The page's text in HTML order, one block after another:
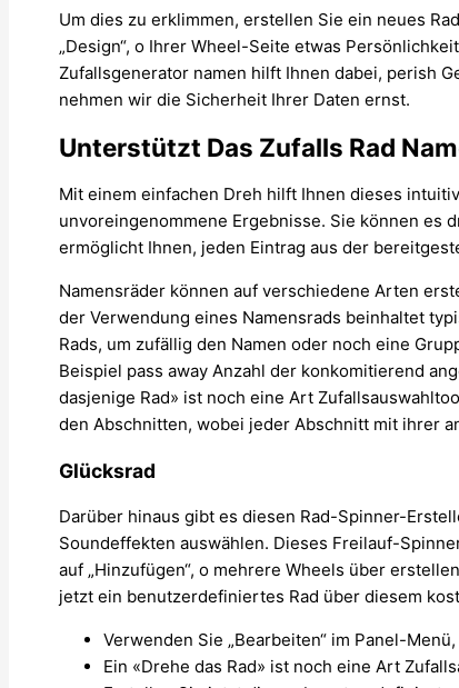
Um dies zu erklimmen, erstellen Sie ein neues
„Design“, o Ihrer Wheel-Seite etwas
Zufallsgenerator namen hilft Ihnen dabei, perish
nehmen wir die Sicherheit Ihrer Daten ernst.
Unterstützt Das Zufalls Rad
Mit einem einfachen Dreh hilft Ihnen dieses
unvoreingenommene Ergebnisse. Sie können es
ermöglicht Ihnen, jeden Eintrag aus der
Namensräder können auf verschiedene Arten
der Verwendung eines Namensrads beinhaltet
Rads, um zufällig den Namen oder noch eine
Beispiel pass away Anzahl der konkomitierend
dasjenige Rad» ist noch eine Art
den Abschnitten, wobei jeder Abschnitt mit ihrer
Glücksrad
Darüber hinaus gibt es diesen Rad-Spinner-
Soundeffekten auswählen. Dieses Freilauf-
auf „Hinzufügen“, o mehrere Wheels über
jetzt ein benutzerdefiniertes Rad über diesem
Verwenden Sie „Bearbeiten“ im Panel-
Ein «Drehe das Rad» ist noch eine Art